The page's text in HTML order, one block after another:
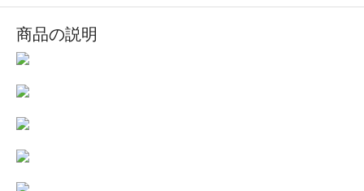
商品の説明